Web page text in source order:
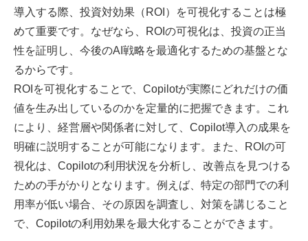
導入する際、投資対効果（ROI）を可視化することは極
めて重要です。なぜなら、ROIの可視化は、投資の正当
性を証明し、今後のAI戦略を最適化するための基盤とな
るからです。
ROIを可視化することで、Copilotが実際にどれだけの価
値を生み出しているのかを定量的に把握できます。これ
により、経営層や関係者に対して、Copilot導入の成果を
明確に説明することが可能になります。また、ROIの可
視化は、Copilotの利用状況を分析し、改善点を見つける
ための手がかりとなります。例えば、特定の部門での利
用率が低い場合、その原因を調査し、対策を講じること
で、Copilotの利用効果を最大化することができます。